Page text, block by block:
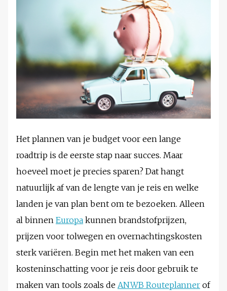
Het plannen van je budget voor een lange
roadtrip is de eerste stap naar succes. Maar
hoeveel moet je precies sparen? Dat hangt
natuurlijk af van de lengte van je reis en welke
landen je van plan bent om te bezoeken. Alleen
al binnen Europa kunnen brandstofprijzen,
prijzen voor tolwegen en overnachtingskosten
sterk variëren. Begin met het maken van een
kosteninschatting voor je reis door gebruik te
maken van tools zoals de ANWB Routeplanner of